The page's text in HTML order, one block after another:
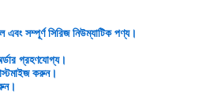
সম্পূর্ণ সিরিজ নিউম্যাটিক পণ্য।
গ্রহণযোগ্য।
করুন।